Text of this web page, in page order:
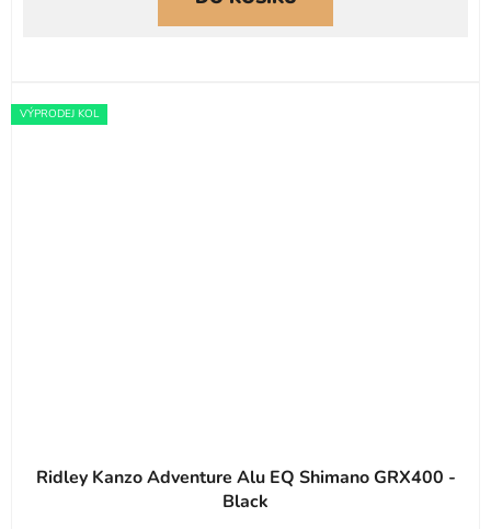
VÝPRODEJ KOL
Ridley Kanzo Adventure Alu EQ Shimano GRX400 -
Black